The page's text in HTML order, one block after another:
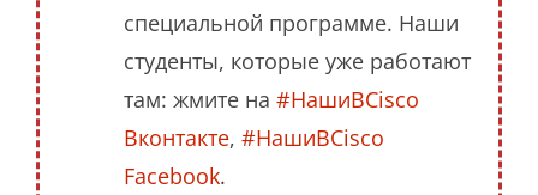
специальной программе. Наши
студенты, которые уже работают
там: жмите на #НашиВCisco
Вконтакте, #НашиВCisco
Facebook.